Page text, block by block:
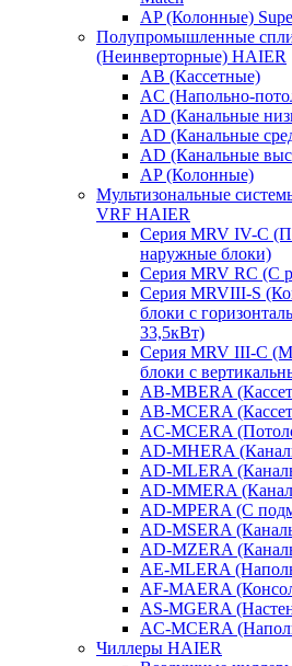
AP (Колонные)
Полупромышленные
(Неинверторные) HAIER
AB (Кассетные)
AC (Напольно-
AD (Канальные
AD (Канальные
AD (Канальные
AP (Колонные)
Мультизональные
VRF HAIER
Серия MRV IV-C
наружные блоки)
Серия MRV RC (С
Серия MRVIII-S
блоки с
33,5кВт)
Серия MRV III-C
блоки с
AB-MBERA
AB-MCERA
AС-MСERA
AD-MHERA
AD-MLERA
AD-MMERA
AD-MPERA (С
AD-MSERA
AD-MZERA
AE-MLERA
AF-MAERA
AS-MGERA
AС-MСERA
Чиллеры HAIER